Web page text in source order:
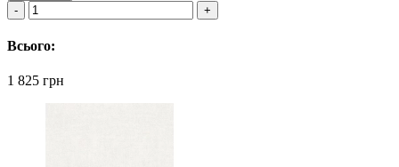
Всього:
1 825 грн